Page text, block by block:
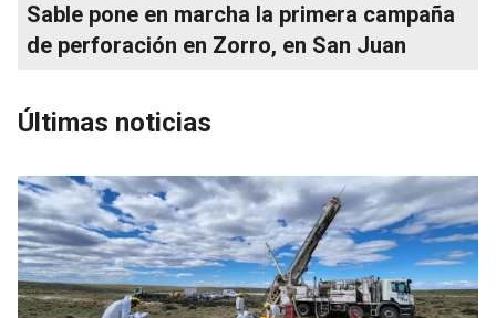
Sable pone en marcha la primera campaña
de perforación en Zorro, en San Juan
Últimas noticias